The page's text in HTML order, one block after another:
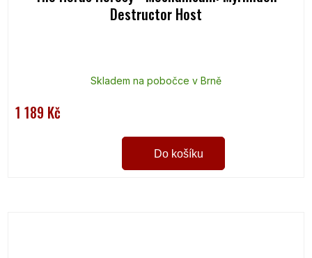
Destructor Host
Skladem na pobočce v Brně
1 189 Kč
Do košíku